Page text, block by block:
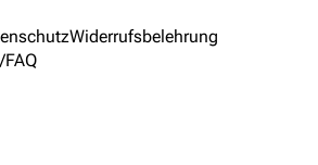
Widerrufsbelehrung